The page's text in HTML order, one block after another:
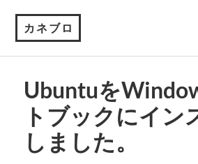
カネブロ
Ubuntuを
トブックにイン
しました。